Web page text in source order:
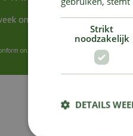
onze nieuwsbrief
onze
BRENG
Strikt
noodzakelijk
DETAILS